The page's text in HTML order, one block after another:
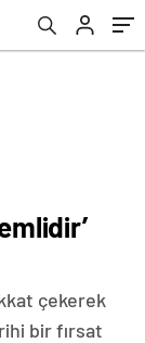
çekerek
bir fırsat